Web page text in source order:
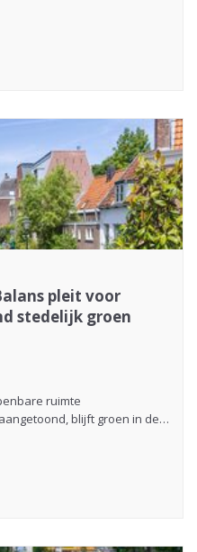
pleit voor
stedelijk groen
ruimte
blijft groen in de…